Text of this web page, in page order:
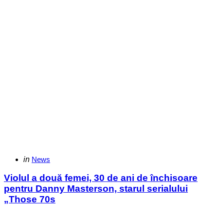
Categories
Posted
in News
Violul a două femei, 30 de ani de închisoare
pentru Danny Masterson, starul serialului
„Those 70s